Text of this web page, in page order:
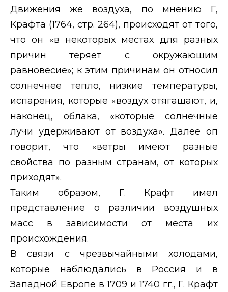
Движения же воздуха, по мнению Г,
Крафта (1764, стр. 264), происходят от того,
что он «в некоторых местах для разных
причин теряет с окружающим
равновесие»; к этим причинам он относил
солнечнее тепло, низкие температуры,
испарения, которые «воздух отягащают, и,
наконец, облака, «которые солнечные
лучи удерживают от воздуха». Далее оп
говорит, что «ветры имеют разные
свойства по разным странам, от которых
приходят».
Таким образом, Г. Крафт имел
представление о различии воздушных
масс в зависимости от места их
происхождения.
В связи с чрезвычайными холодами,
которые наблюдались в Россия и в
Западной Европе в 1709 и 1740 гг., Г. Крафт